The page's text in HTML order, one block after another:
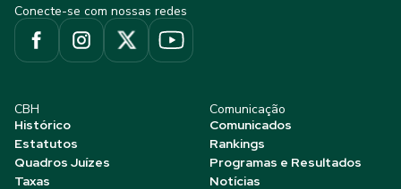
Conecte-se com nossas redes
CBH
Histórico
Estatutos
Quadros Juízes
Taxas
Comunicação
Comunicados
Rankings
Programas e Resultados
Notícias